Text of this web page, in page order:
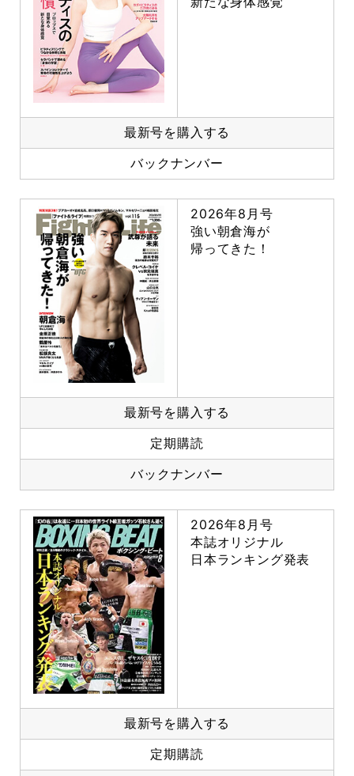
最新号を購入する
バックナンバー
2026年8月号
強い朝倉海が
帰ってきた！
最新号を購入する
定期購読
バックナンバー
2026年8月号
本誌オリジナル
日本ランキング発表
最新号を購入する
定期購読